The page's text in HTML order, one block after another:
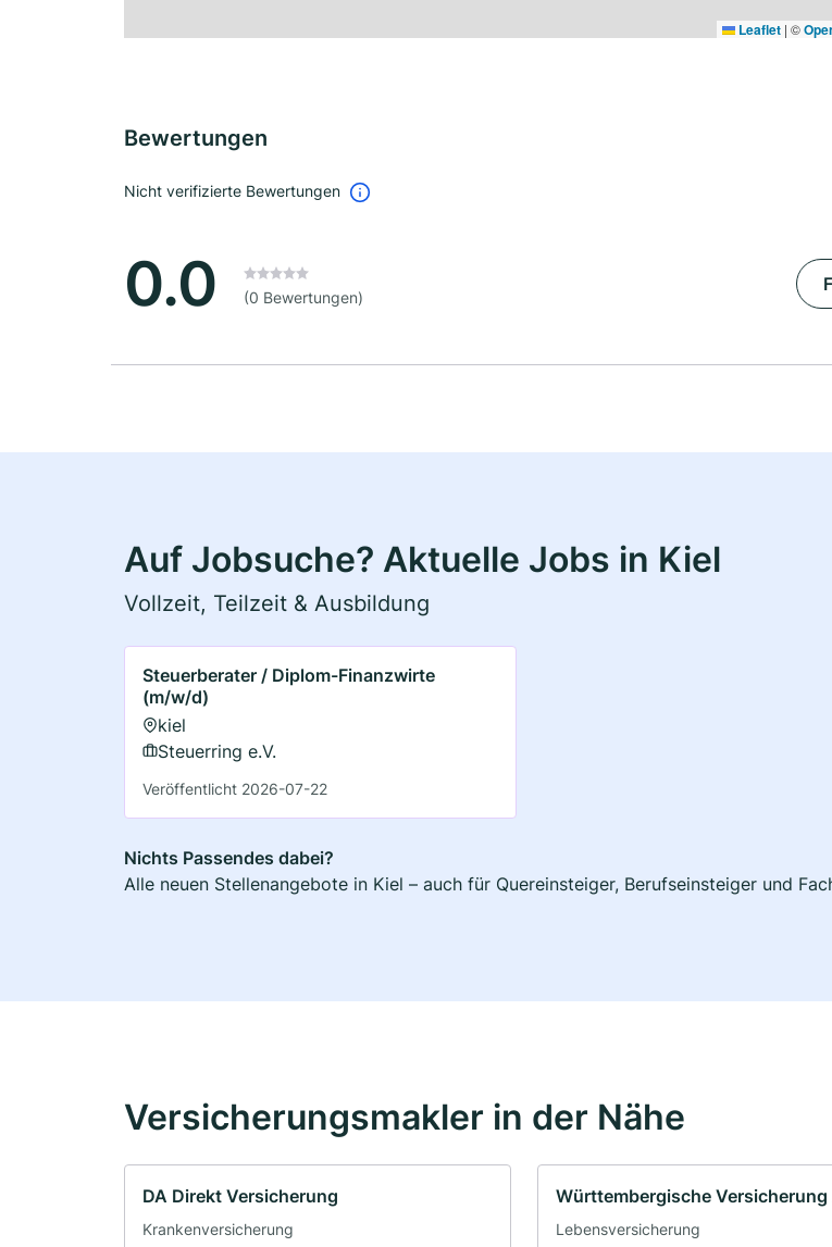
Leaflet | ©
Bewertungen
Nicht verifizierte Bewertungen
0.0 (0 Bewertungen)
Auf Jobsuche? Aktuelle Jobs in Kiel
Vollzeit, Teilzeit & Ausbildung
Steuerberater / Diplom-Finanzwirte
(m/w/d)
kiel
Steuerring e.V.
Veröffentlicht 2026-07-22
Nichts Passendes dabei?
Alle neuen Stellenangebote in Kiel – auch für Quereinsteiger, Berufseinsteiger und
Versicherungsmakler in der Nähe
DA Direkt Versicherung
Krankenversicherung
Württembergische Versicherung
Lebensversicherung